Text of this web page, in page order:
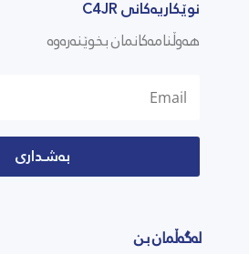
نوێکاریەکانی C4JR
هەوڵنامەکانمان بخوێنەرەوە
بەشداری
لەگەڵمان بن